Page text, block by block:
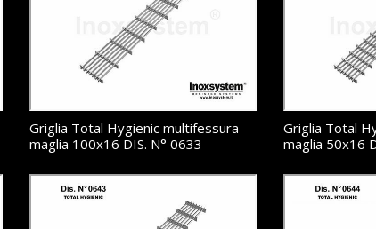
Griglia Total Hygienic multifessura
maglia 100x16 DIS. N° 0633
Griglia Total
maglia 50x16